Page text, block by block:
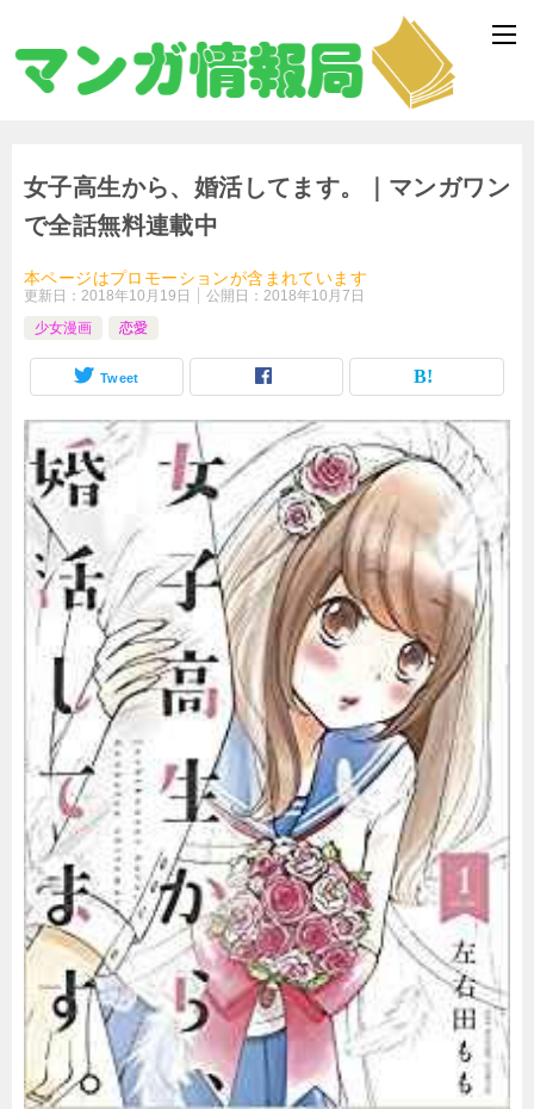
女子高生から、婚活してます。｜マンガワン
で全話無料連載中
本ページはプロモーションが含まれています
更新日： 2018年10月19日 公開日： 2018年10月7日
少女漫画
恋愛
Tweet